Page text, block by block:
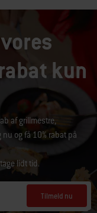
kun
af grillmestre,
og få 10% rabat på
lidt tid.
Tilmeld nu